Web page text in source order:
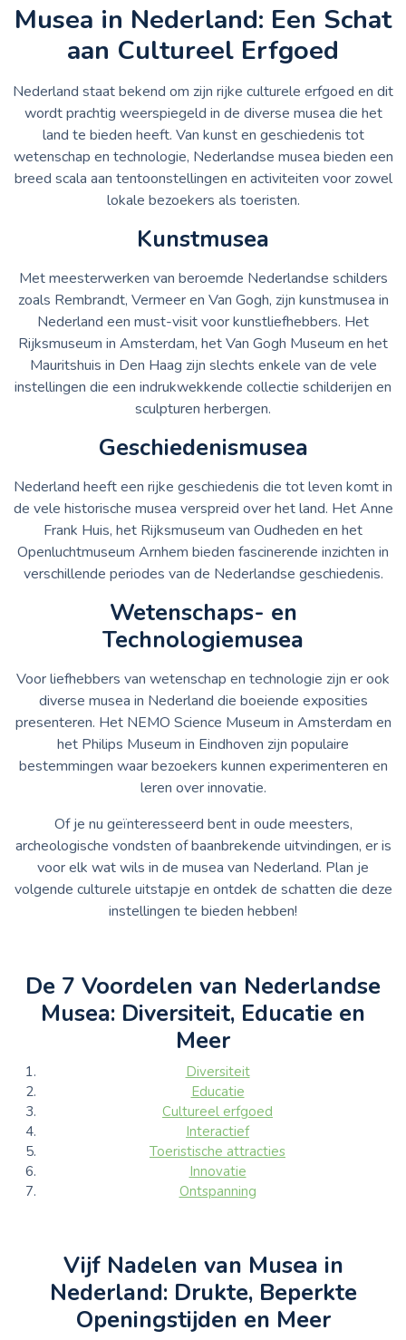
Musea in Nederland: Een Schat
aan Cultureel Erfgoed
Nederland staat bekend om zijn rijke culturele erfgoed en dit
wordt prachtig weerspiegeld in de diverse musea die het
land te bieden heeft. Van kunst en geschiedenis tot
wetenschap en technologie, Nederlandse musea bieden een
breed scala aan tentoonstellingen en activiteiten voor zowel
lokale bezoekers als toeristen.
Kunstmusea
Met meesterwerken van beroemde Nederlandse schilders
zoals Rembrandt, Vermeer en Van Gogh, zijn kunstmusea in
Nederland een must-visit voor kunstliefhebbers. Het
Rijksmuseum in Amsterdam, het Van Gogh Museum en het
Mauritshuis in Den Haag zijn slechts enkele van de vele
instellingen die een indrukwekkende collectie schilderijen en
sculpturen herbergen.
Geschiedenismusea
Nederland heeft een rijke geschiedenis die tot leven komt in
de vele historische musea verspreid over het land. Het Anne
Frank Huis, het Rijksmuseum van Oudheden en het
Openluchtmuseum Arnhem bieden fascinerende inzichten in
verschillende periodes van de Nederlandse geschiedenis.
Wetenschaps- en
Technologiemusea
Voor liefhebbers van wetenschap en technologie zijn er ook
diverse musea in Nederland die boeiende exposities
presenteren. Het NEMO Science Museum in Amsterdam en
het Philips Museum in Eindhoven zijn populaire
bestemmingen waar bezoekers kunnen experimenteren en
leren over innovatie.
Of je nu geïnteresseerd bent in oude meesters,
archeologische vondsten of baanbrekende uitvindingen, er is
voor elk wat wils in de musea van Nederland. Plan je
volgende culturele uitstapje en ontdek de schatten die deze
instellingen te bieden hebben!
De 7 Voordelen van Nederlandse
Musea: Diversiteit, Educatie en
Meer
Diversiteit
Educatie
Cultureel erfgoed
Interactief
Toeristische attracties
Innovatie
Ontspanning
Vijf Nadelen van Musea in
Nederland: Drukte, Beperkte
Openingstijden en Meer